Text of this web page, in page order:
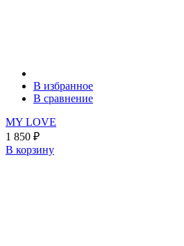
В избранное
В сравнение
MY LOVE
1 850 ₽
В корзину